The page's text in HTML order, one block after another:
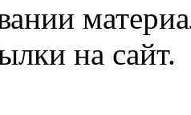
на сайт.